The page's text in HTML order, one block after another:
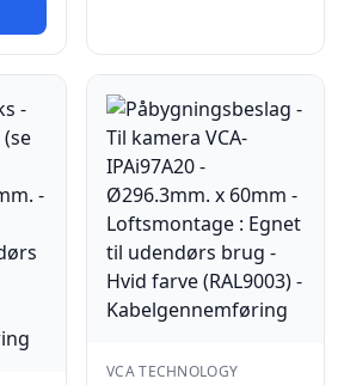
VCA TECHNOLOGY